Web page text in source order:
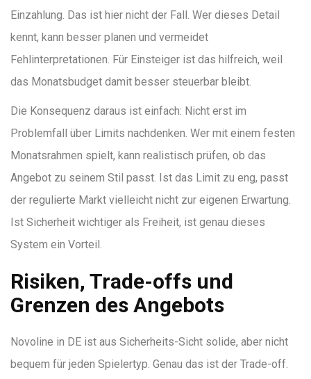
Einzahlung. Das ist hier nicht der Fall. Wer dieses Detail
kennt, kann besser planen und vermeidet
Fehlinterpretationen. Für Einsteiger ist das hilfreich, weil
das Monatsbudget damit besser steuerbar bleibt.
Die Konsequenz daraus ist einfach: Nicht erst im
Problemfall über Limits nachdenken. Wer mit einem festen
Monatsrahmen spielt, kann realistisch prüfen, ob das
Angebot zu seinem Stil passt. Ist das Limit zu eng, passt
der regulierte Markt vielleicht nicht zur eigenen Erwartung.
Ist Sicherheit wichtiger als Freiheit, ist genau dieses
System ein Vorteil.
Risiken, Trade-offs und
Grenzen des Angebots
Novoline in DE ist aus Sicherheits-Sicht solide, aber nicht
bequem für jeden Spielertyp. Genau das ist der Trade-off.